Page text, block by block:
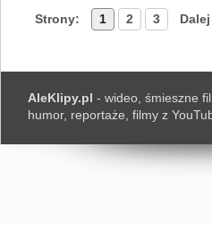
Strony: 1 2 3 Dalej
AleKlipy.pl - wideo, śmieszne
humor, reportaże, filmy z